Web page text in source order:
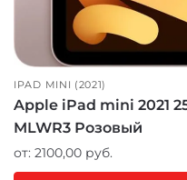
IPAD MINI (2021)
Apple iPad mini 2021
MLWR3 Розовый
от: 2100,00 руб.